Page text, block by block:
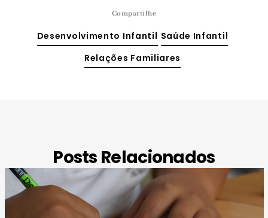
Compartilhe
Desenvolvimento Infantil Saúde Infantil
Relações Familiares
Posts Relacionados